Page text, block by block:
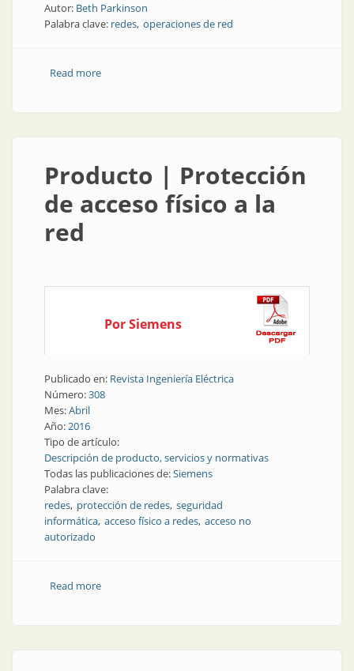
Autor: Beth Parkinson
Palabra clave: redes operaciones de red
Read moreabout Presente y futuro | Los beneficios económicos
Producto | Protección
de acceso físico a la
red
Por Siemens
Publicado en: Revista Ingeniería Eléctrica
Número:308
Mes:Abril
Año:2016
Tipo de artículo:
Descripción de producto, servicios y normativas
Todas las publicaciones de:Siemens
Palabra clave:
redes protección de redes seguridad
informática acceso físico a redes acceso no
autorizado
Read moreabout Producto | Protección de acceso físico a la red